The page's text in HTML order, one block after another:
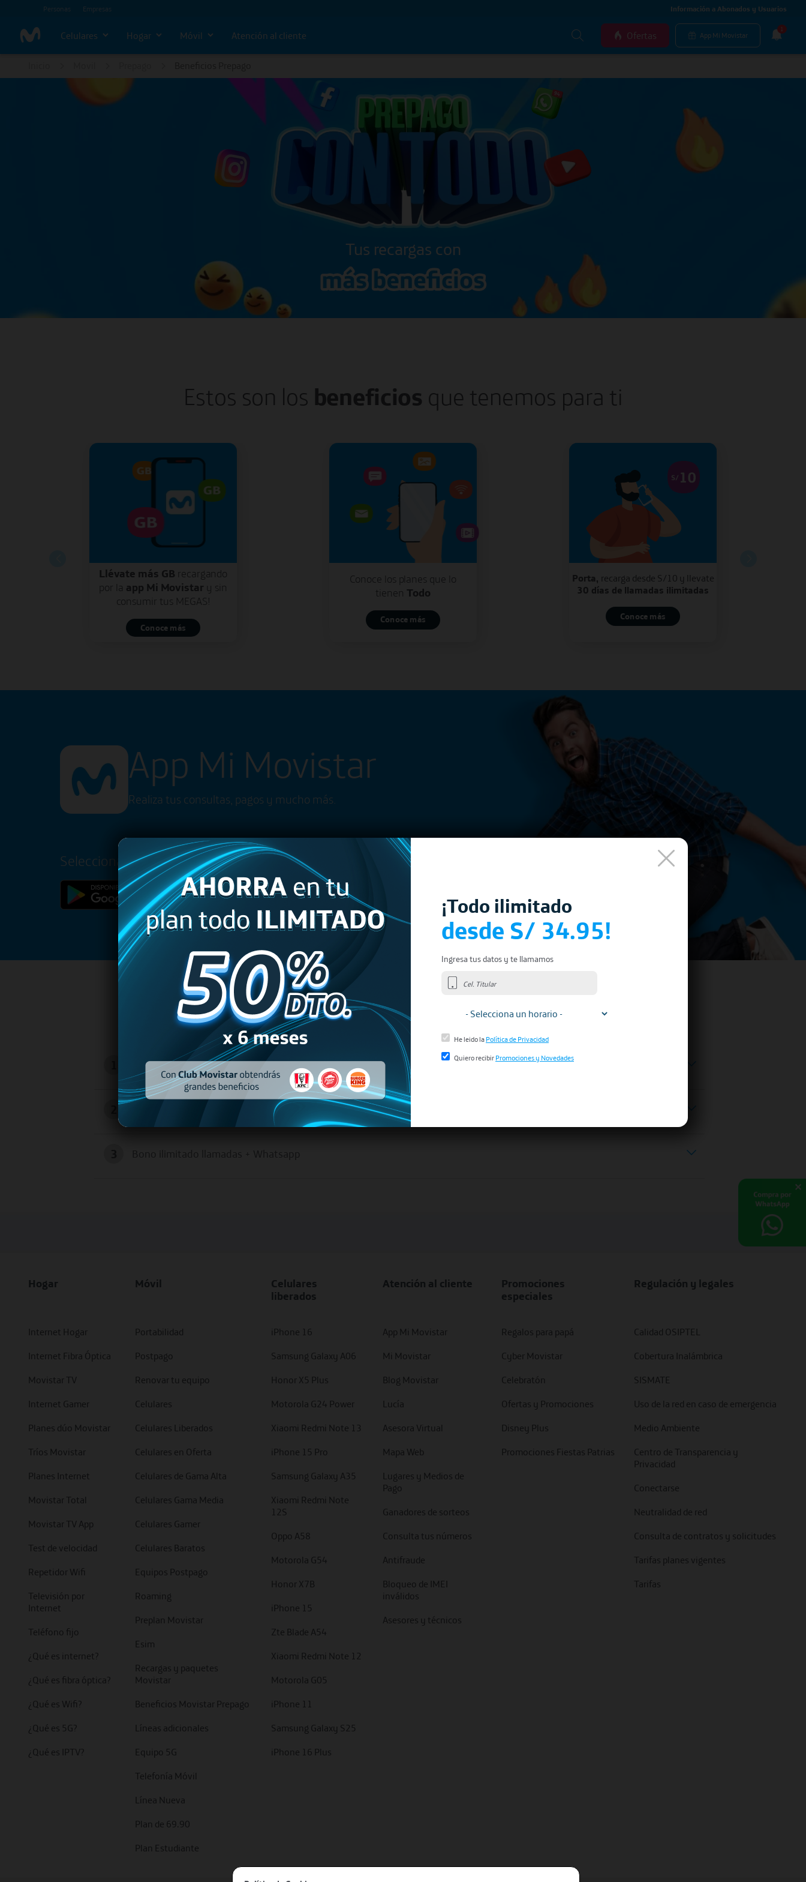
Personas Empresas Información a Abonados y Usuarios
Celulares Hogar Móvil Atención al cliente Ofertas App Mi Movistar
1
Tus recargas con
Estos son los beneficios que tenemos para ti
Llévate más GB recargando
por la app Mi Movistar y sin
consumir tus MEGAS!
Conoce más
Conoce los planes que lo
tienen Todo
Conoce más
Porta, recarga desde S/10 y llevate
30 días de llamadas ilimitadas
Conoce más
App Mi Movistar
Realiza tus consultas, pagos y mucho más.
Selecciona unatiendaydescárgala gratis.
Información legal
Bono ilimitado Tik Tok + Youtube
Bono ilimitado Juegos Garena
Hogar
Internet Hogar
Internet Fibra Óptica
Movistar TV
Internet Gamer
Planes dúo Movistar
Tríos Movistar
Planes Internet
Movistar Total
Movistar TV App
Test de velocidad
Repetidor Wifi
Televisión por
Internet
Teléfono fijo
¿Qué es internet?
¿Qué es fibra óptica?
¿Qué es Wifi?
¿Qué es 5G?
¿Qué es IPTV?
Móvil
Portabilidad
Postpago
Renovar tu equipo
Celulares
Celulares Liberados
Celulares en Oferta
Celulares de Gama Alta
Celulares Gama Media
Celulares Gamer
Celulares Baratos
Equipos Postpago
Roaming
Preplan Movistar
Esim
Recargas y paquetes
Movistar
Beneficios Movistar Prepago
Líneas adicionales
Equipo 5G
Telefonía Móvil
Línea Nueva
Plan de 69.90
Plan Estudiante
Celulares
liberados
iPhone 16
Samsung Galaxy A06
Honor X5 Plus
Motorola G24 Power
Xiaomi Redmi Note 13
iPhone 15 Pro
Samsung Galaxy A35
Xiaomi Redmi Note
12S
Oppo A58
Motorola G54
Honor X7B
iPhone 15
Zte Blade A54
Xiaomi Redmi Note 12
Motorola G05
iPhone 11
Samsung Galaxy S25
iPhone 16 Plus
Atención al cliente
App Mi Movistar
Mi Movistar
Blog Movistar
Lucía
Asesora Virtual
Mapa Web
Lugares y Medios de
Pago
Ganadores de sorteos
Consulta tus números
Antifraude
Bloqueo de IMEI
inválidos
Asesores y técnicos
Promociones
especiales
Regalos para papá
Cyber Movistar
Celebratón
Ofertas y Promociones
Disney Plus
Promociones Fiestas Patrias
Regulación y legales
Calidad OSIPTEL
Cobertura Inalámbrica
SISMATE
Uso de la red en caso de emergencia
Medio Ambiente
Centro de Transparencia y
Privacidad
Conectarse
Neutralidad de red
Consulta de contratos y solicitudes
Tarifas planes vigentes
Tarifas
¡Todo ilimitado
desde S/ 34.95!
Ingresa tus datos y te llamamos
He leido la Política de Privacidad
Quiero recibir Promociones y Novedades